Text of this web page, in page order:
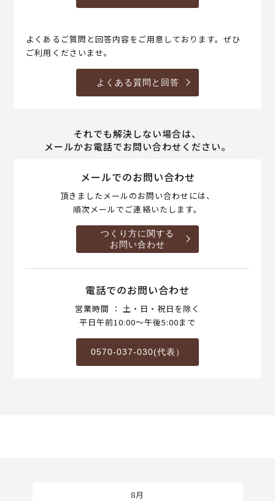
よくあるご質問と回答内容をご用意しております。ぜひ
ご利用くださいませ。
よくある質問と回答
それでも解決しない場合は、
メールかお電話でお問い合わせください。
メールでのお問い合わせ
頂きましたメールのお問い合わせには、
順次メールでご連絡いたします。
つくり方に関する
お問い合わせ
電話でのお問い合わせ
営業時間 ： 土・日・祝日を除く
平日午前10:00～午後5:00まで
0570-037-030(代表）
8月